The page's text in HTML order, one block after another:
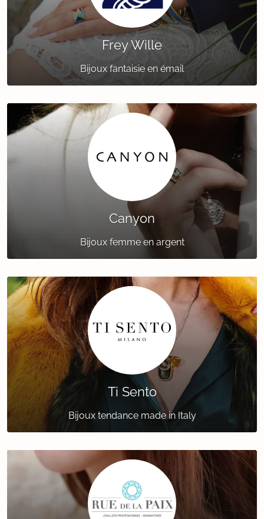
Frey Wille
Bijoux fantaisie en émail
Canyon
Bijoux femme en argent
Ti Sento
Bijoux tendance made in Italy